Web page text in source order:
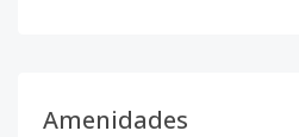
Amenidades